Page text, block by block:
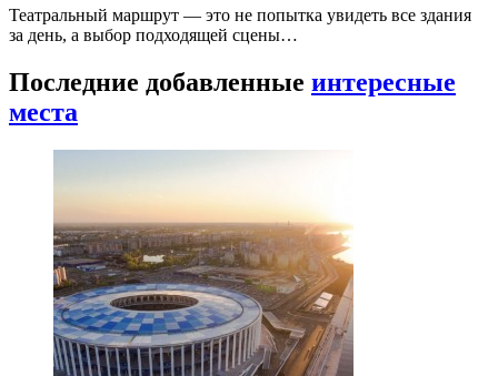
Театральный маршрут — это не попытка увидеть все здания
за день, а выбор подходящей сцены…
Последние добавленные интересные
места